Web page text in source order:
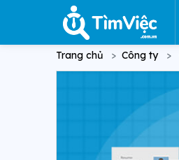
Trang chủ Công ty